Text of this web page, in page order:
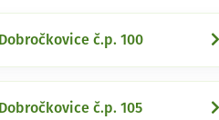
Dobročkovice č.p. 100
Dobročkovice č.p. 105